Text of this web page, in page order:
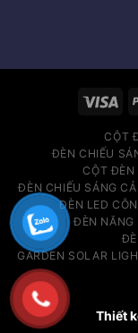
CỘT
ĐÈN CHIẾU
CỘT ĐÈN
ĐÈN CHIẾU SÁNG
ĐÈN LED
ĐÈN NĂNG
GARDEN SOLAR
Thiết